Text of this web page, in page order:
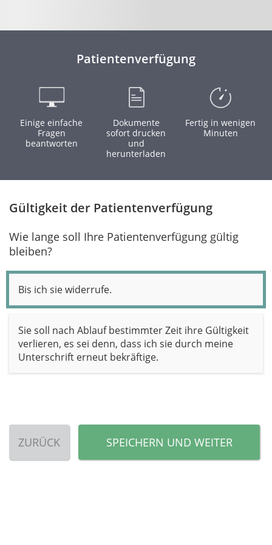
Patientenverfügung
Einige einfache
Fragen
beantworten
Dokumente
sofort drucken
und
herunterladen
Fertig in wenigen
Minuten
Gültigkeit der Patientenverfügung
Wie lange soll Ihre Patientenverfügung gültig
bleiben?
Bis ich sie widerrufe.
Sie soll nach Ablauf bestimmter Zeit ihre Gültigkeit
verlieren, es sei denn, dass ich sie durch meine
Unterschrift erneut bekräftige.
ZURÜCK SPEICHERN UND WEITER